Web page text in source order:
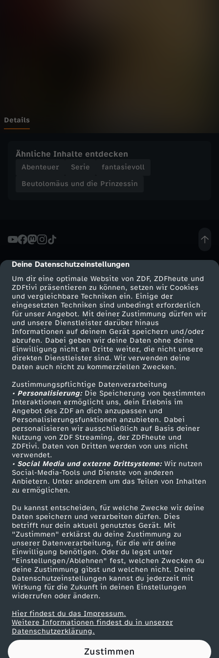
cmp-dialog-description
Deine Datenschutzeinstellungen
Um dir eine optimale Website von ZDF, ZDFheute und
ZDFtivi präsentieren zu können, setzen wir Cookies
und vergleichbare Techniken ein. Einige der
eingesetzten Techniken sind unbedingt erforderlich
für unser Angebot. Mit deiner Zustimmung dürfen wir
und unsere Dienstleister darüber hinaus
Informationen auf deinem Gerät speichern und/oder
abrufen. Dabei geben wir deine Daten ohne deine
Einwilligung nicht an Dritte weiter, die nicht unsere
direkten Dienstleister sind. Wir verwenden deine
Daten auch nicht zu kommerziellen Zwecken.
Zustimmungspflichtige Datenverarbeitung
• Personalisierung:Die Speicherung von bestimmten
Interaktionen ermöglicht uns, dein Erlebnis im
Angebot des ZDF an dich anzupassen und
Personalisierungsfunktionen anzubieten. Dabei
personalisieren wir ausschließlich auf Basis deiner
Nutzung von ZDF Streaming, der ZDFheute und
ZDFtivi. Daten von Dritten werden von uns nicht
verwendet.
• Social Media und externe Drittsysteme:Wir nutzen
Social-Media-Tools und Dienste von anderen
Anbietern. Unter anderem um das Teilen von Inhalten
zu ermöglichen.
Du kannst entscheiden, für welche Zwecke wir deine
Daten speichern und verarbeiten dürfen. Dies
betrifft nur dein aktuell genutztes Gerät. Mit
"Zustimmen" erklärst du deine Zustimmung zu
unserer Datenverarbeitung, für die wir deine
Einwilligung benötigen. Oder du legst unter
"Einstellungen/Ablehnen" fest, welchen Zwecken du
deine Zustimmung gibst und welchen nicht. Deine
Datenschutzeinstellungen kannst du jederzeit mit
Wirkung für die Zukunft in deinen Einstellungen
widerrufen oder ändern.
Hier findest du das Impressum.
Weitere Informationen findest du in unserer
Datenschutzerklärung.
Zustimmen
n
d
d
P
r
i
n
z
e
s
s
i
n
-
1
.
W
e
i
h
n
Details
Ähnliche Inhalte entdecken
Abenteuer Serie
fantasievoll
Beutolomäus und die Prinzessin
Mehr ZDF
ZDF-Apps
Smart TV
ZDFtext
Livestreams
Sendungen A-Z
TV-Programm
Service
ZDFmitreden
Kontakt zum ZDF
Tickets
Zuschauerservice
Hilfe
ZDF Unternehmen
Karriere
ZDF goes Schule
Werbefernsehen
Mainzelmännchen
Partner